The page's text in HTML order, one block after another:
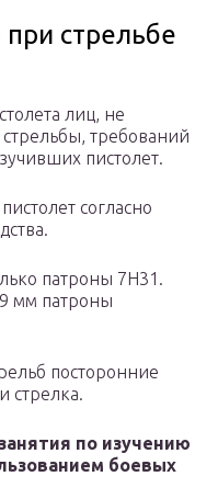
стрельбе
лиц, не
требований
пистолет.
согласно
патроны 7Н31.
мм патроны
посторонние
стрелка.
по изучению
боевых